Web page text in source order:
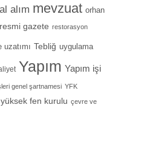
alım mevzuat orhan
resmi gazete restorasyon
uzatımı Tebliğ uygulama
Yapım Yapım işi
genel şartnamesi YFK
yüksek fen kurulu çevre ve